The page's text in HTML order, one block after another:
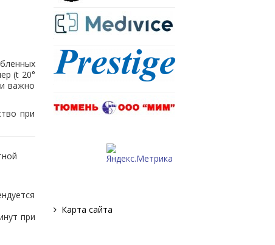
(t 20°
важно
при
при
Карта сайта